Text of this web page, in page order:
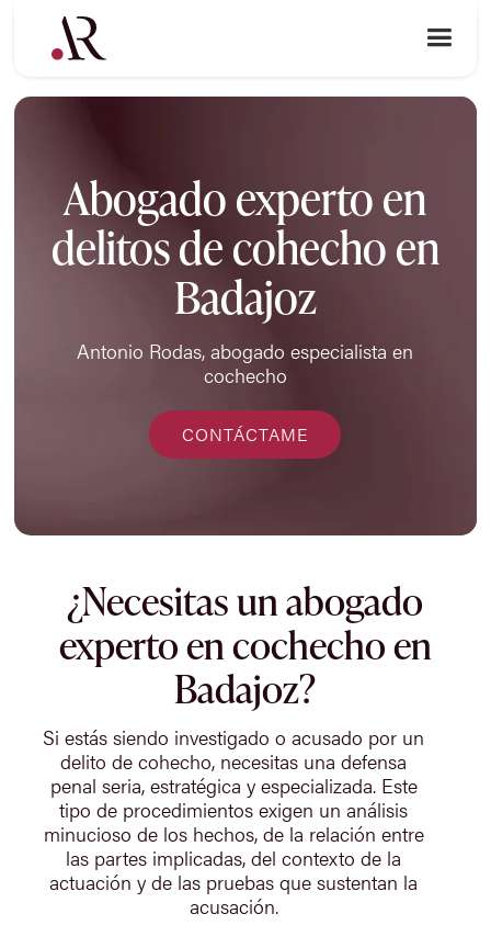
Abogado experto en
delitos de cohecho en
Badajoz
Antonio Rodas, abogado especialista en
cochecho
CONTÁCTAME
¿Necesitas un abogado
experto en cochecho en
Badajoz?
Si estás siendo investigado o acusado por un
delito de cohecho, necesitas una defensa
penal seria, estratégica y especializada. Este
tipo de procedimientos exigen un análisis
minucioso de los hechos, de la relación entre
las partes implicadas, del contexto de la
actuación y de las pruebas que sustentan la
acusación.